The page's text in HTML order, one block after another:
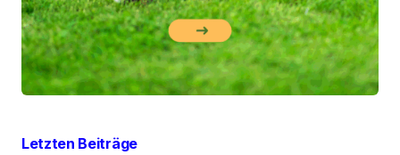
Letzten Beiträge